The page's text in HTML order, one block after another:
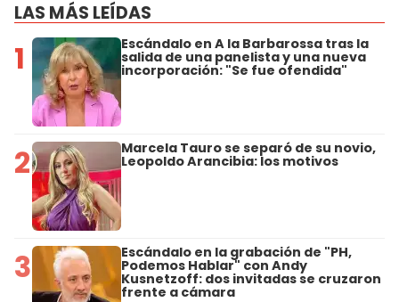
LAS MÁS LEÍDAS
1 Escándalo en A la Barbarossa tras la
salida de una panelista y una nueva
incorporación: "Se fue ofendida"
2 Marcela Tauro se separó de su novio,
Leopoldo Arancibia: los motivos
3 Escándalo en la grabación de "PH,
Podemos Hablar" con Andy
Kusnetzoff: dos invitadas se cruzaron
frente a cámara